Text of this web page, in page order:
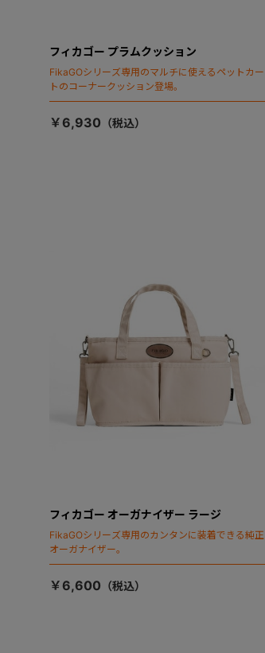
フィカゴー プラムクッション
FikaGOシリーズ専用のマルチに使えるペットカー
トのコーナークッション登場。
￥6,930
フィカゴー オーガナイザー ラージ
FikaGOシリーズ専用のカンタンに装着できる純正
オーガナイザー。
￥6,600